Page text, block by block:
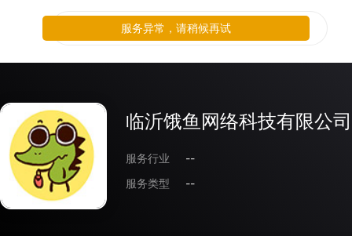
临沂饿鱼网络科技有限公司
服务行业
--
服务类型
--
服务异常，请稍候再试